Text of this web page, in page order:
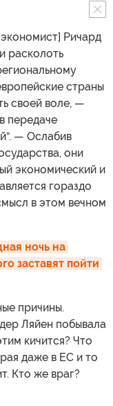
Ричард
расколоть
страны
своей воле, —
передаче
— Ослабив
они
экономический и
гораздо
в этом вечном
ночь на
заставят пойти
причины.
Ляйен побывала
кичится? Что
даже в ЕС и то
Кто же враг?